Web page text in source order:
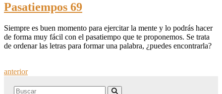
Pasatiempos 69
Siempre es buen momento para ejercitar la mente y lo podrás hacer
de forma muy fácil con el pasatiempo que te proponemos. Se trata
de ordenar las letras para formar una palabra, ¿puedes encontrarla?
Posts
navigation
anterior
Search